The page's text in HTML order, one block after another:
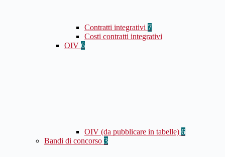
Contratti integrativi 7
Costi contratti integrativi
OIV 6
OIV (da pubblicare in tabelle) 6
Bandi di concorso 3